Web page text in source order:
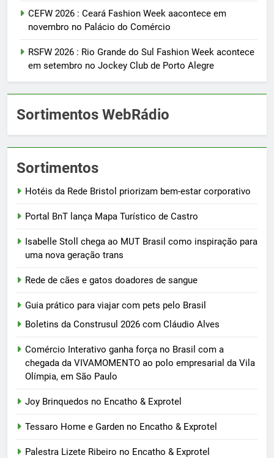
CEFW 2026 : Ceará Fashion Week aacontece em
novembro no Palácio do Comércio
RSFW 2026 : Rio Grande do Sul Fashion Week acontece
em setembro no Jockey Club de Porto Alegre
Sortimentos WebRádio
Sortimentos
Hotéis da Rede Bristol priorizam bem-estar corporativo
Portal BnT lança Mapa Turístico de Castro
Isabelle Stoll chega ao MUT Brasil como inspiração para
uma nova geração trans
Rede de cães e gatos doadores de sangue
Guia prático para viajar com pets pelo Brasil
Boletins da Construsul 2026 com Cláudio Alves
Comércio Interativo ganha força no Brasil com a
chegada da VIVAMOMENTO ao polo empresarial da Vila
Olímpia, em São Paulo
Joy Brinquedos no Encatho & Exprotel
Tessaro Home e Garden no Encatho & Exprotel
Palestra Lizete Ribeiro no Encatho & Exprotel